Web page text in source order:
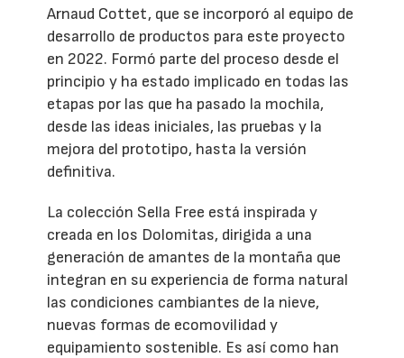
Arnaud Cottet, que se incorporó al equipo de
desarrollo de productos para este proyecto
en 2022. Formó parte del proceso desde el
principio y ha estado implicado en todas las
etapas por las que ha pasado la mochila,
desde las ideas iniciales, las pruebas y la
mejora del prototipo, hasta la versión
definitiva.
La colección Sella Free está inspirada y
creada en los Dolomitas, dirigida a una
generación de amantes de la montaña que
integran en su experiencia de forma natural
las condiciones cambiantes de la nieve,
nuevas formas de ecomovilidad y
equipamiento sostenible. Es así como han